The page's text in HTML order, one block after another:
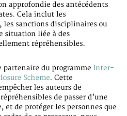
approfondie des antécédents
Cela inclut les
les sanctions disciplinaires ou
situation liée à des
répréhensibles.
partenaire du programmeInter-
Scheme. Cette
les auteurs de
de passer d’une
et de protéger les personnes que